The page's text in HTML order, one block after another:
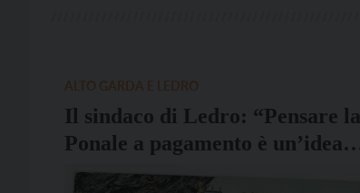
Il sindaco di Ledro: “Pensare la
Ponale a pagamento è un’idea
sbagliata”